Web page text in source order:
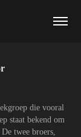
die vooral
staat bekend om
twee broers,